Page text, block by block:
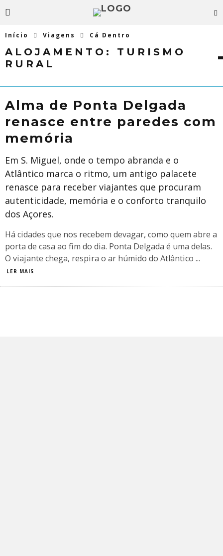
Início Viagens Cá Dentro
ALOJAMENTO: TURISMO
RURAL
Alma de Ponta Delgada
renasce entre paredes com
memória
Em S. Miguel, onde o tempo abranda e o
Atlântico marca o ritmo, um antigo palacete
renasce para receber viajantes que procuram
autenticidade, memória e o conforto tranquilo
dos Açores.
Há cidades que nos recebem devagar, como quem abre a
porta de casa ao fim do dia. Ponta Delgada é uma delas.
O viajante chega, respira o ar húmido do Atlântico ...
LER MAIS